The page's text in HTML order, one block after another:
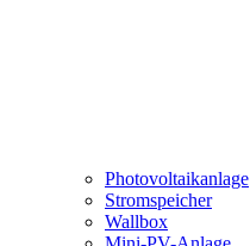
Photovoltaikanlage
Stromspeicher
Wallbox